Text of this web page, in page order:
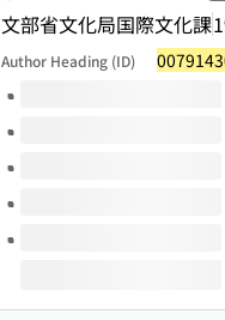
文部省文化局国際文化課
Author Heading (ID)
Volumes of this title